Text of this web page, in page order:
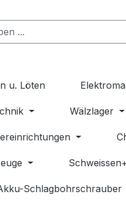
u. Löten
Wälzlager
Schlagbohrschrauber